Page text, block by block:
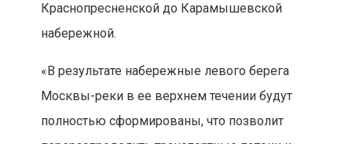
Краснопресненской до Карамышевской
набережной.
«В результате набережные левого берега
Москвы-реки в ее верхнем течении будут
полностью сформированы, что позволит